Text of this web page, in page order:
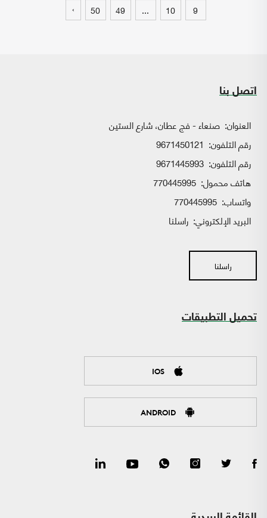
9
10
...
49
50
›
اتصل بنا
العنوان: صنعاء - فج عطان، شارع الستين
رقم التلفون: 9671450121
رقم التلفون: 9671445993
هاتف محمول: 770445995
واتساب:
البريد الإلكتروني: راسلنا
راسلنا
تحميل التطبيقات
IOS
ANDROID